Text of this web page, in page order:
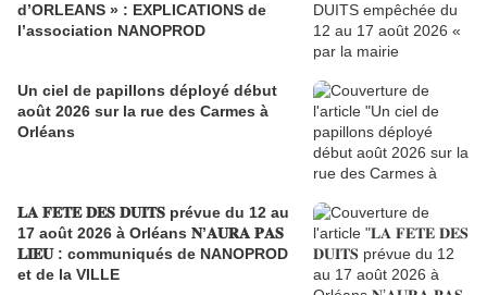
d’ORLEANS » : EXPLICATIONS de
l’association NANOPROD
Un ciel de papillons déployé début
août 2026 sur la rue des Carmes à
Orléans
𝐋𝐀 𝐅𝐄𝐓𝐄 𝐃𝐄𝐒 𝐃𝐔𝐈𝐓𝐒 prévue du 12 au
17 août 2026 à Orléans 𝐍’𝐀𝐔𝐑𝐀 𝐏𝐀𝐒
𝐋𝐈𝐄𝐔 : communiqués de NANOPROD
et de la VILLE